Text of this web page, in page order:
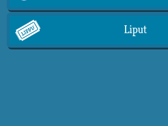
Liput